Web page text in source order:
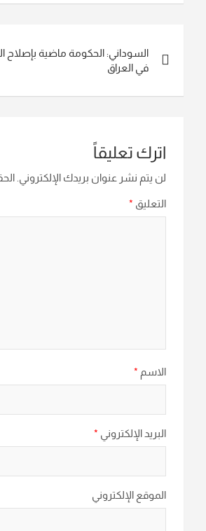
المقالات
السوداني: الحكومة ماضية بإصلاح
في العراق
اترك تعليقاً
لن يتم نشر عنوان بريدك الإلكتروني.
التعليق *
الاسم *
البريد الإلكتروني *
الموقع الإلكتروني